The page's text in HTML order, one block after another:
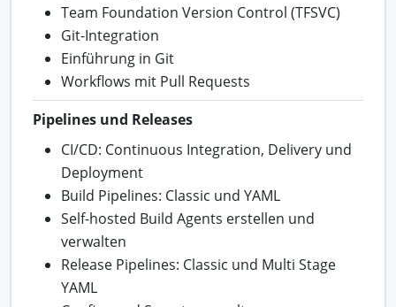
Team Foundation Version Control (TFSVC)
Git-Integration
Einführung in Git
Workflows mit Pull Requests
Pipelines und Releases
CI/CD: Continuous Integration, Delivery und
Deployment
Build Pipelines: Classic und YAML
Self-hosted Build Agents erstellen und
verwalten
Release Pipelines: Classic und Multi Stage
YAML